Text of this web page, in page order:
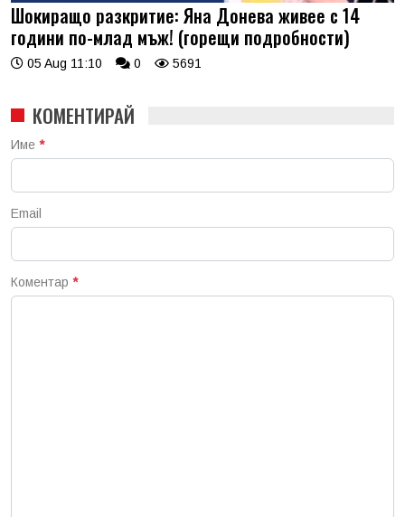
Шокиращо разкритие: Яна Донева живее с 14
години по-млад мъж! (горещи подробности)
05 Aug 11:10 0 5691
КОМЕНТИРАЙ
Име *
Email
Коментар *